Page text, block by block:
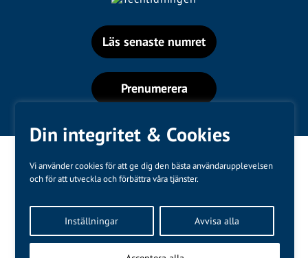
Din integritet & Cookies
Vi använder cookies för att ge dig den bästa användarupplevelsen
och för att utveckla och förbättra våra tjänster.
Inställningar Avvisa alla
Läs senaste numret
Prenumerera
Kundtjänst